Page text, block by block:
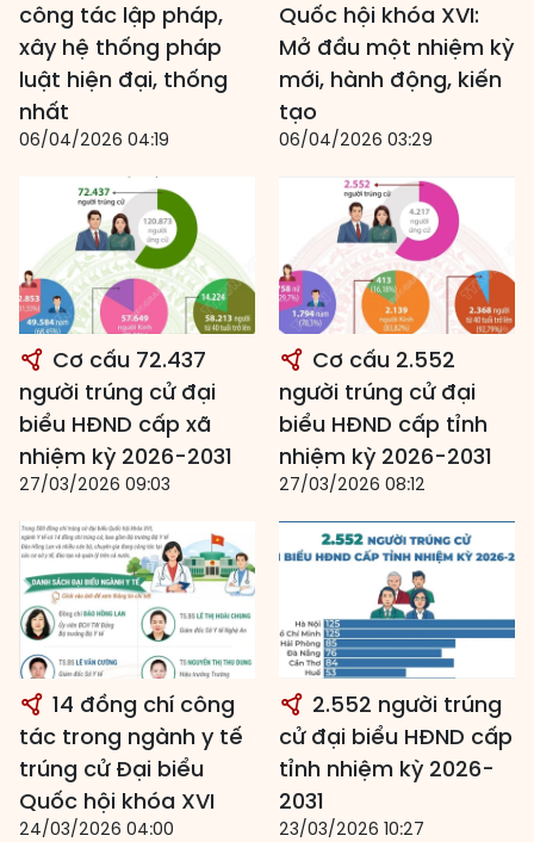
công tác lập pháp,
xây hệ thống pháp
luật hiện đại, thống
nhất
06/04/2026 04:19
Quốc hội khóa XVI:
Mở đầu một nhiệm kỳ
mới, hành động, kiến
tạo
06/04/2026 03:29
Cơ cấu 72.437
người trúng cử đại
biểu HĐND cấp xã
nhiệm kỳ 2026-2031
27/03/2026 09:03
Cơ cấu 2.552
người trúng cử đại
biểu HĐND cấp tỉnh
nhiệm kỳ 2026-2031
27/03/2026 08:12
14 đồng chí công
tác trong ngành y tế
trúng cử Đại biểu
Quốc hội khóa XVI
24/03/2026 04:00
2.552 người trúng
cử đại biểu HĐND cấp
tỉnh nhiệm kỳ 2026-
2031
23/03/2026 10:27